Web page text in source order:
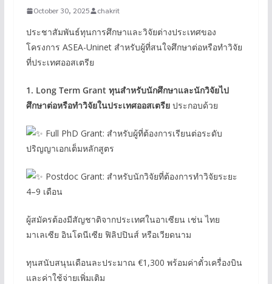
October 30, 2025 chakrit
ประชาสัมพันธ์ทุนการศึกษาและวิจัยต่างประเทศของ
โครงการ ASEA-Uninet สำหรับผู้ที่สนใจศึกษาต่อหรือทำวิจัย
ที่ประเทศออสเตรีย
1. Long Term Grant ทุนสำหรับนักศึกษาและนักวิจัยไป
ศึกษาต่อหรือทำวิจัยในประเทศออสเตรียประกอบด้วย
Full PhD Grant: สำหรับผู้ที่ต้องการเรียนต่อระดับ
ปริญญาเอกเต็มหลักสูตร
Postdoc Grant: สำหรับนักวิจัยที่ต้องการทำวิจัยระยะ
4–9 เดือน
ผู้สมัครต้องมีสัญชาติจากประเทศในอาเซียน เช่น ไทย
มาเลเซีย อินโดนีเซีย ฟิลิปปินส์ หรือเวียดนาม
ทุนสนับสนุนเดือนละประมาณ €1,300 พร้อมค่าตั๋วเครื่องบิน
และค่าใช้จ่ายเพิ่มเติม